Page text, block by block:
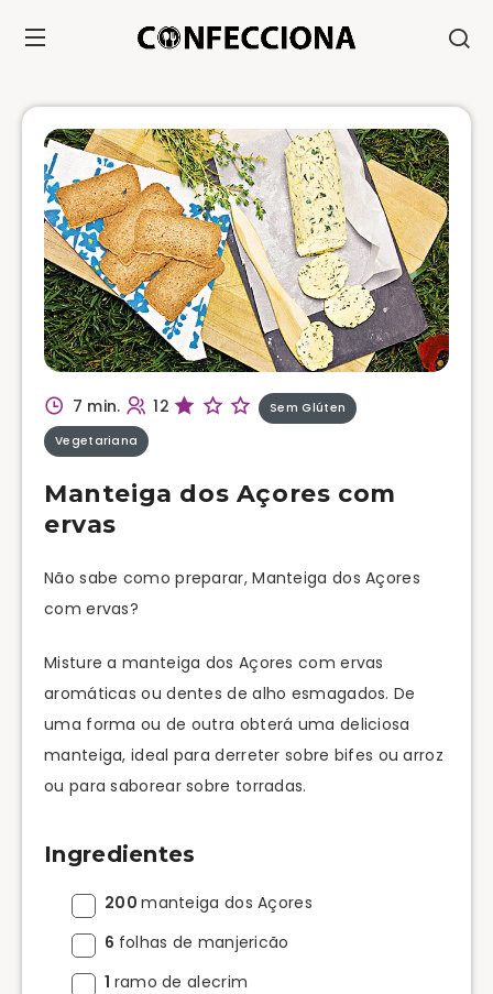
7 min. 12 Sem Glúten
Vegetariana
Manteiga dos Açores com
ervas
Não sabe como preparar, Manteiga dos Açores
com ervas?
Misture a manteiga dos Açores com ervas
aromáticas ou dentes de alho esmagados. De
uma forma ou de outra obterá uma deliciosa
manteiga, ideal para derreter sobre bifes ou arroz
ou para saborear sobre torradas.
Ingredientes
200manteiga dos Açores
6 folhas de manjericão
1 ramo de alecrim